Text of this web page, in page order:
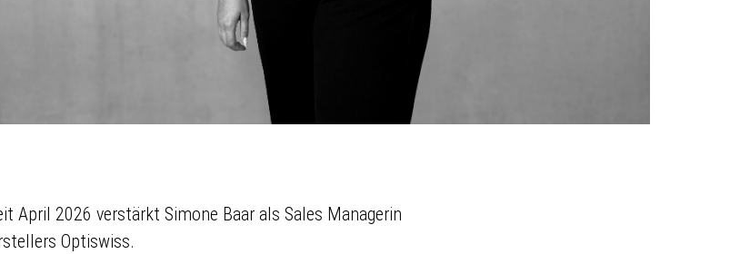
April 2026 verstärkt Simone Baar als Sales Managerin
Optiswiss.